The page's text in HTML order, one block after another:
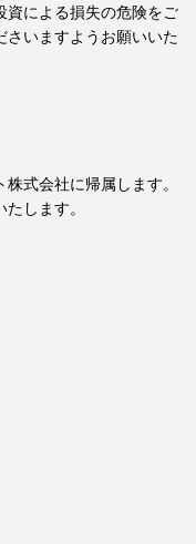
資による損失の危険をご
さいますようお願いいた
式会社に帰属します。
します。